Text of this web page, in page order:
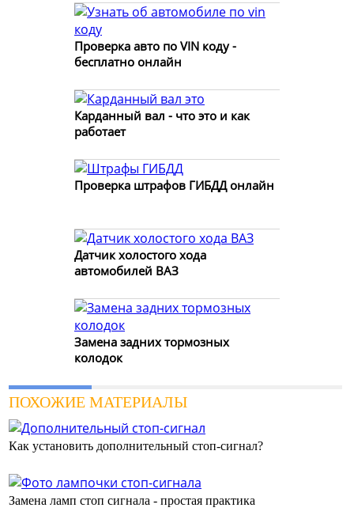
Проверка авто по VIN коду -
бесплатно онлайн
Карданный вал - что это и как
работает
Проверка штрафов ГИБДД онлайн
Датчик холостого хода
автомобилей ВАЗ
Замена задних тормозных
колодок
ПОХОЖИЕ МАТЕРИАЛЫ
Как установить дополнительный стоп-сигнал?
Замена ламп стоп сигнала - простая практика